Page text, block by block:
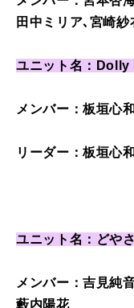
田中ミリア､宮崎紗
ユニット名：Dolly
メンバー：板垣心
リーダー：板垣心和
ユニット名：どや
メンバー：吉見純
藪内陽花